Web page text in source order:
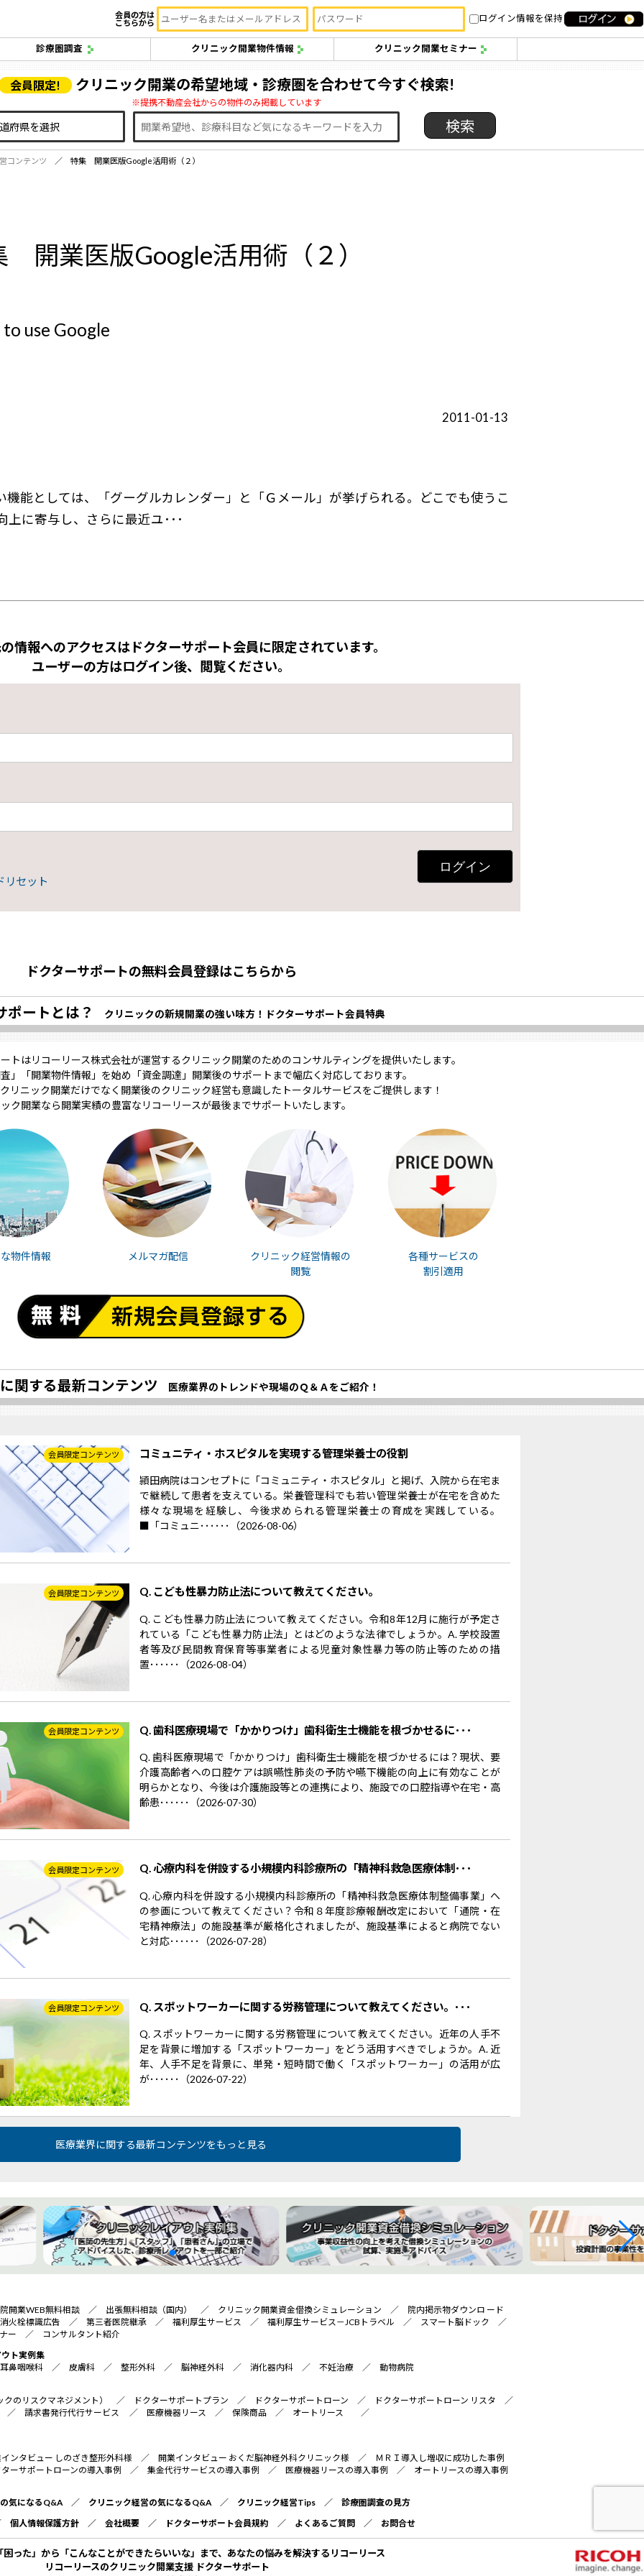
会員の方は
こちらから
ログイン情報を保持
診療圏調査 クリニック開業物件情報 クリニック開業セミナー
会員限定! クリニック開業の希望地域・診療圏を合わせて今すぐ検索!
※提携不動産会社からの物件のみ掲載しています
コンテンツ 特集 開業医版Google活用術（２）
開業医版Google活用術（２）
use Google
2011-01-13
能としては、「グーグルカレンダー」と「Ｇメール」が挙げられる。どこでも使うこ
に寄与し、さらに最近ユ･･･
情報へのアクセスはドクターサポート会員に限定されています。
ユーザーの方はログイン後、閲覧ください。
リセット
ログイン
ドクターサポートの無料会員登録はこちらから
ポートとは？ クリニックの新規開業の強い味方！ドクターサポート会員特典
トはリコーリース株式会社が運営するクリニック開業のためのコンサルティングを提供いたします。
」「開業物件情報」を始め「資金調達」開業後のサポートまで幅広く対応しております。
リニック開業だけでなく開業後のクリニック経営も意識したトータルサービスをご提供します！
ク開業なら開業実績の豊富なリコーリースが最後までサポートいたします。
物件情報 メルマガ配信
クリニック経営情報の
閲覧
各種サービスの
割引適用
関する最新コンテンツ 医療業界のトレンドや現場のＱ＆Ａをご紹介！
会員限定コンテンツ コミュニティ・ホスピタルを実現する管理栄養士の役割
頴田病院はコンセプトに「コミュニティ・ホスピタル」と掲げ、入院から在宅ま
で継続して患者を支えている。栄養管理科でも若い管理栄養士が在宅を含めた
様々な現場を経験し、今後求められる管理栄養士の育成を実践している。
■「コミュニ･･････（2026-08-06）
会員限定コンテンツ Q. こども性暴力防止法について教えてください。
Q. こども性暴力防止法について教えてください。令和8年12月に施行が予定さ
れている「こども性暴力防止法」とはどのような法律でしょうか。A. 学校設置
者等及び民間教育保育等事業者による児童対象性暴力等の防止等のための措
置･･････（2026-08-04）
会員限定コンテンツ Q. 歯科医療現場で「かかりつけ」歯科衛生士機能を根づかせるに･･･
Q. 歯科医療現場で「かかりつけ」歯科衛生士機能を根づかせるには？現状、要
介護高齢者への口腔ケアは誤嚥性肺炎の予防や嚥下機能の向上に有効なことが
明らかとなり、今後は介護施設等との連携により、施設での口腔指導や在宅・高
齢患･･････（2026-07-30）
会員限定コンテンツ Q. 心療内科を併設する小規模内科診療所の「精神科救急医療体制･･･
Q. 心療内科を併設する小規模内科診療所の「精神科救急医療体制整備事業」へ
の参画について教えてください？令和８年度診療報酬改定において「通院・在
宅精神療法」の施設基準が厳格化されましたが、施設基準によると病院でない
と対応･･････（2026-07-28）
会員限定コンテンツ Q. スポットワーカーに関する労務管理について教えてください。･･･
Q. スポットワーカーに関する労務管理について教えてください。近年の人手不
足を背景に増加する「スポットワーカー」をどう活用すべきでしょうか。A. 近
年、人手不足を背景に、単発・短時間で働く「スポットワーカー」の活用が広
が･･････（2026-07-22）
医療業界に関する最新コンテンツをもっと見る
開業WEB無料相談 ／ 出張無料相談（国内） ／ クリニック開業資金借換シミュレーション ／ 院内掲示物ダウンロ ード
消火栓標識広告 ／ 第三者医院継承 ／ 福利厚生サービス ／ 福利厚生サービス－JCBトラベル ／ スマート脳ドック ／
ー ／ コンサルタント紹介
ト実例集
耳鼻咽喉科 ／ 皮膚科 ／ 整形外科 ／ 脳神経外科 ／ 消化器内科 ／ 不妊治療 ／ 動物病院
のリスクマネジメント） ／ ドクターサポートプラン ／ ドクターサポートローン ／ ドクターサポートローン リスタ ／
請求書発行代行サービス ／ 医療機器リース ／ 保険商品 ／ オートリース ／
ンタビュー しのざき整形外科様 ／ 開業インタビュー おくだ脳神経外科クリニック様 ／
ＭＲＩ導入し増収に成功した事例
ーサポートローンの導入事例 ／ 集金代行サービスの導入事例 ／ 医療機器リースの導入事例 ／ オートリースの導入事例
気になるQ&A／ クリニック経営の気になるQ&A／ クリニック経営Tips ／ 診療圏調査の見方
個人情報保護方針 ／ 会社概要 ／ ドクターサポート会員規約 ／ よくあるご質問 ／ お問合せ
った」から「こんなことができたらいいな」まで、あなたの悩みを解決するリコーリース
リコーリースのクリニック開業支援 ドクターサポート